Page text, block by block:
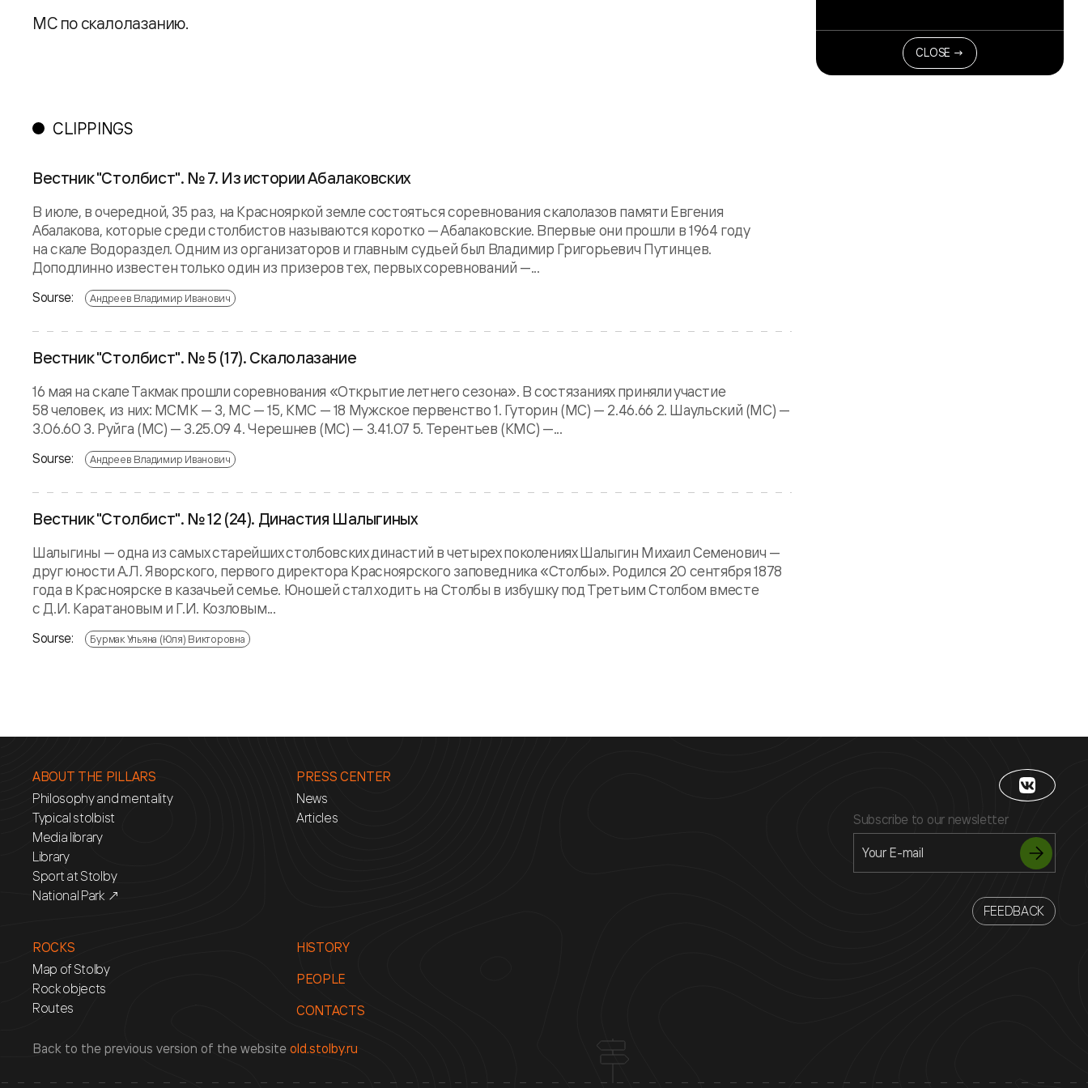
МС по скалолазанию.
CLOSE →
CLIPPINGS
Вестник "Столбист". № 7. Из истории Абалаковских
В июле, в очередной, 35 раз, на Краснояркой земле состояться соревнования скалолазов памяти Евгения
Абалакова, которые среди столбистов называются коротко — Абалаковские. Впервые они прошли в 1964 году
на скале Водораздел. Одним из организаторов и главным судьей был Владимир Григорьевич Путинцев.
Доподлинно известен только один из призеров тех, первых соревнований —...
Sourse: Андреев Владимир Иванович
Вестник "Столбист". № 5 (17). Скалолазание
16 мая на скале Такмак прошли соревнования «Открытие летнего сезона». В состязаниях приняли участие
58 человек, из них: МСМК — 3, МС — 15, КМС — 18 Мужское первенство 1. Гуторин (МС) — 2.46.66 2. Шаульский (МС) —
3.06.60 3. Руйга (МС) — 3.25.09 4. Черешнев (МС) — 3.41.07 5. Терентьев (КМС) —...
Sourse: Андреев Владимир Иванович
Вестник "Столбист". № 12 (24). Династия Шалыгиных
Шалыгины — одна из самых старейших столбовских династий в четырех поколениях Шалыгин Михаил Семенович —
друг юности А.Л. Яворского, первого директора Красноярского заповедника «Столбы». Родился 20 сентября 1878
года в Красноярске в казачьей семье. Юношей стал ходить на Столбы в избушку под Третьим Столбом вместе
с Д.И. Каратановым и Г.И. Козловым...
Sourse: Бурмак Ульяна (Юля) Викторовна
ABOUT THE PILLARS
Philosophy and mentality
Typical stolbist
Media library
Library
Sport at Stolby
National Park ↗
PRESS CENTER
News
Articles
ROCKS
Map of Stolby
Rock objects
Routes
HISTORY
PEOPLE
CONTACTS
Subscribe to our newsletter
FEEDBACK
Back to the previous version of the website old.stolby.ru